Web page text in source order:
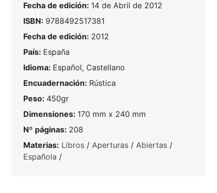
Fecha de edición: 14 de Abril de 2012
ISBN: 9788492517381
Fecha de edición: 2012
País: España
Idioma: Español, Castellano
Encuadernación: Rústica
Peso: 450gr
Dimensiones: 170 mm x 240 mm
Nº páginas: 208
Materias: Libros / Aperturas / Abiertas /
Española /